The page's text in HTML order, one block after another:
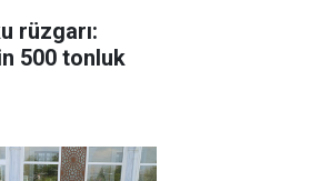
rüzgarı:
500 tonluk